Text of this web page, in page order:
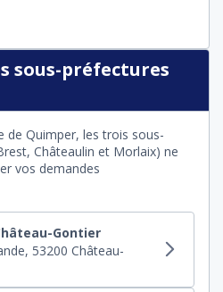
sous-préfectures
Quimper, les trois sous-
Châteaulin et Morlaix) ne
vos demandes
Gontier
53200 Château-